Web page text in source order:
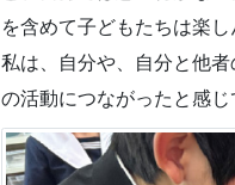
を含めて子どもたちは楽
私は、自分や、自分と他
の活動につながったと感じ